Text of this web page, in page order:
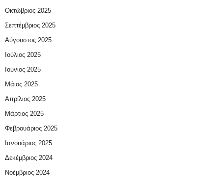
Οκτώβριος 2025
Σεπτέμβριος 2025
Αύγουστος 2025
Ιούλιος 2025
Ιούνιος 2025
Μάιος 2025
Απρίλιος 2025
Μάρτιος 2025
Φεβρουάριος 2025
Ιανουάριος 2025
Δεκέμβριος 2024
Νοέμβριος 2024